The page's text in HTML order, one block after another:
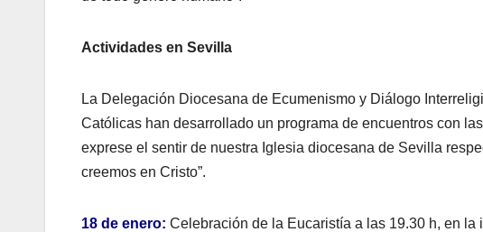
Actividades en Sevilla
La Delegación Diocesana de Ecumenismo y Diálogo
Católicas han desarrollado un programa de encuentros con
exprese el sentir de nuestra Iglesia diocesana de Sevilla
creemos en Cristo”.
18 de enero: Celebración de la Eucaristía a las 19.30 h, en la